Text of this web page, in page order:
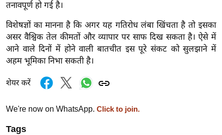
सा
हि
त्य
ज
ग
ऑ
व
र्ल्ड
तनावपूर्ण हो गई है।
विशेषज्ञों का मानना है कि अगर यह गतिरोध लंबा खिंचता है तो इसका
असर वैश्विक तेल कीमतों और व्यापार पर साफ दिख सकता है। ऐसे में
आने वाले दिनों में होने वाली बातचीत इस पूरे संकट को सुलझाने में
अहम भूमिका निभा सकती है।
शेयर करें
We're now on WhatsApp. Click to join.
Tags